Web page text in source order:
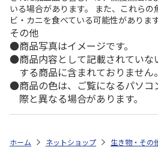
いる場合があります。 また、これら
ビ・カニを食べている可能性があります
その他
商品写真はイメージです。
商品内容として記載されてい
する商品に含まれておりません。
商品の色は、ご覧になるパソ
際と異なる場合があります。
ホーム ネットショップ 生き物・その